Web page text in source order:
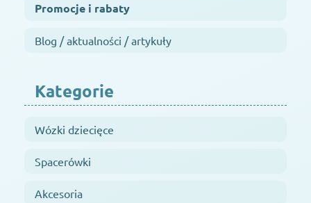
Promocje i rabaty
Blog / aktualności / artykuły
Kategorie
Wózki dziecięce
Spacerówki
Akcesoria